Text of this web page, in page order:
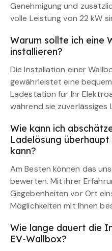
Genehmigung und
volle Leistung von 22 kW
Warum sollte ich eine
installieren?
Die Installation einer
gewährleistet eine
Ladestation für Ihr
während sie zuverlässiges
Wie kann ich
Ladelösung
kann?
Am Besten können das
bewerten. Mit ihrer
Gegebenheiten vor Ort
Möglichkeiten mit Ihnen
Wie lange dauert die
EV-Wallbox?